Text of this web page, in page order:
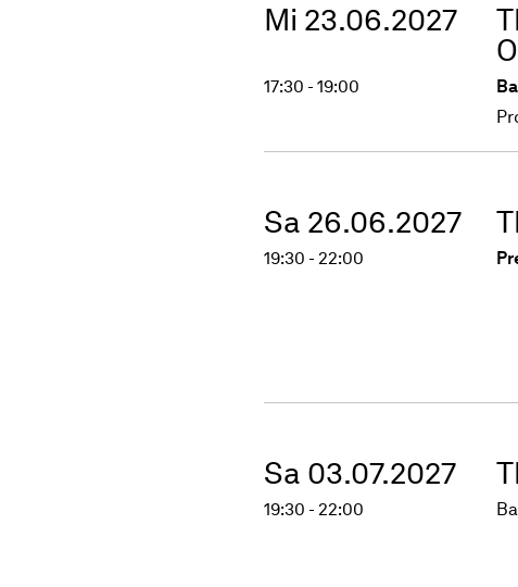
Mi 23.06.2027
17:30 - 19:00
Sa 26.06.2027
19:30 - 22:00
Sa 03.07.2027
19:30 - 22:00